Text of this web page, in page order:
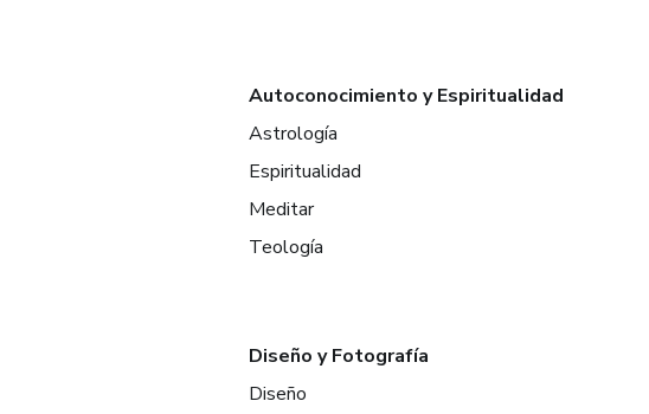
Autoconocimiento y Espiritualidad
Astrología
Espiritualidad
Meditar
Teología
Diseño y Fotografía
Diseño